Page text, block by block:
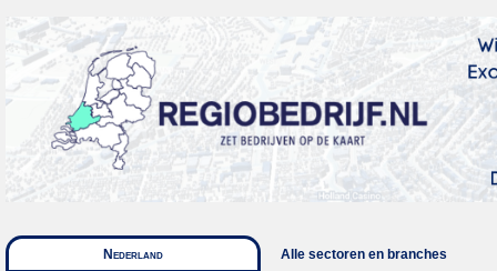
Nederland
Alle sectoren en branches